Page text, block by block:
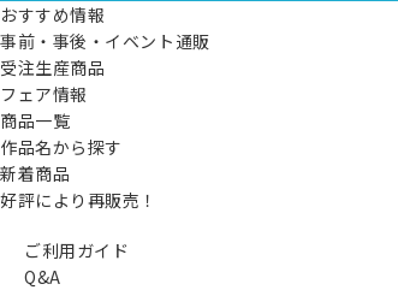
おすすめ情報
事前・事後・イベント通販
受注生産商品
フェア情報
商品一覧
作品名から探す
新着商品
好評により再販売！
ご利用ガイド
Q&A